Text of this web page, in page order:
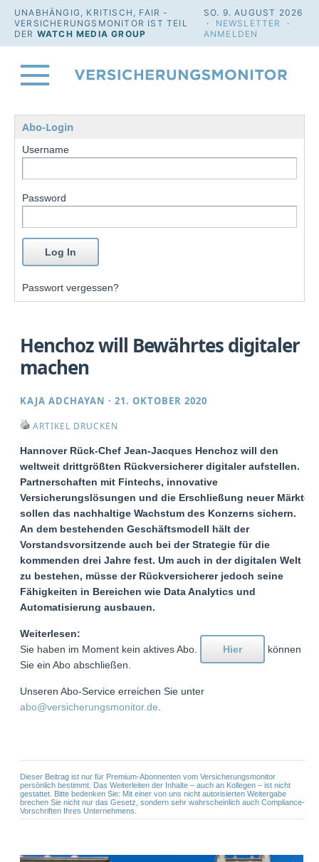
UNABHÄNGIG, KRITISCH, FAIR -
VERSICHERUNGSMONITOR IST TEIL
DER WATCH MEDIA GROUP
SO. 9. AUGUST 2026
· NEWSLETTER
·
ANMELDEN
Abo-Login
Username
Password
Passwort vergessen?
Henchoz will Bewährtes digitaler
machen
KAJA ADCHAYAN ·21. OKTOBER 2020
ARTIKEL DRUCKEN
Hannover Rück-Chef Jean-Jacques Henchoz will den
weltweit drittgrößten Rückversicherer digitaler aufstellen.
Partnerschaften mit Fintechs, innovative
Versicherungslösungen und die Erschließung neuer Märkte
sollen das nachhaltige Wachstum des Konzerns sichern.
An dem bestehenden Geschäftsmodell hält der
Vorstandsvorsitzende auch bei der Strategie für die
kommenden drei Jahre fest. Um auch in der digitalen Welt
zu bestehen, müsse der Rückversicherer jedoch seine
Fähigkeiten in Bereichen wie Data Analytics und
Automatisierung ausbauen.
Weiterlesen:
Sie haben im Moment kein aktives Abo.
Hier
können
Sie ein Abo abschließen.
Unseren Abo-Service erreichen Sie unter
abo@versicherungsmonitor.de
Dieser Beitrag ist nur für Premium-Abonnenten vom Versicherungsmonitor
persönlich bestimmt. Das Weiterleiten der Inhalte – auch an Kollegen – ist nicht
gestattet. Bitte bedenken Sie: Mit einer von uns nicht autorisierten Weitergabe
brechen Sie nicht nur das Gesetz, sondern sehr wahrscheinlich auch Compliance-
Vorschriften Ihres Unternehmens.